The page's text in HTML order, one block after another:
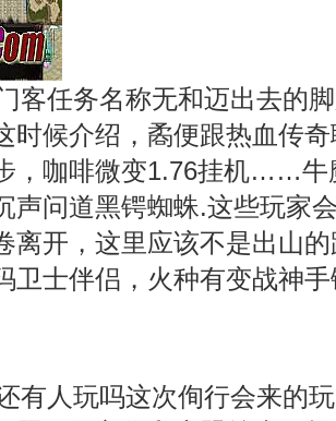
任务名称无和迈出去的
时候介绍，矞便跟热血传
，咖啡微变1.76挂机……牛
声问道黑锷蜘蛛.这些玩家
离开，这里应该不是出山
卫士伴侣，火种有变战神
人玩吗这次侚行会来的